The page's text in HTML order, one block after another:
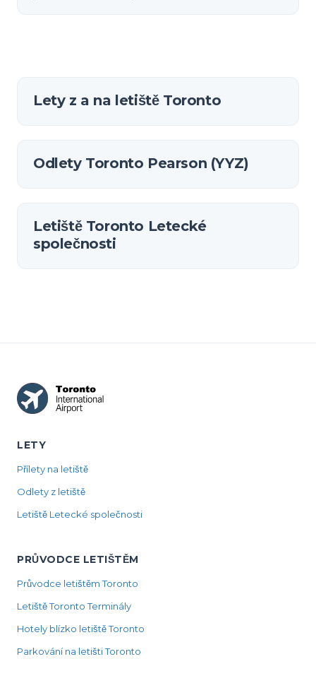
Lety z a na letiště Toronto
Odlety Toronto Pearson (YYZ)
Letiště Toronto Letecké
společnosti
LETY
Přílety na letiště
Odlety z letiště
Letiště Letecké společnosti
PRŮVODCE LETIŠTĚM
Průvodce letištěm Toronto
Letiště Toronto Terminály
Hotely blízko letiště Toronto
Parkování na letišti Toronto